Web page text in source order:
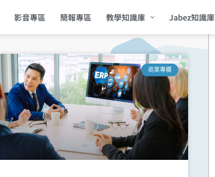
影音專區 簡報專區 教學知識庫 Jabez知識庫
商業專欄